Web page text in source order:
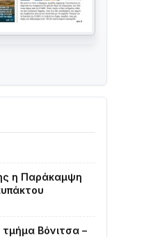
στο Λυγιά
Καββαδά